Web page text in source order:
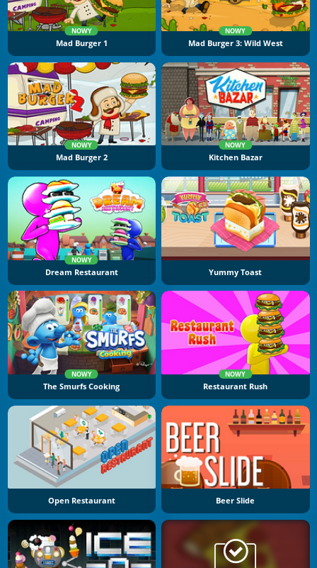
NOWY
Mad Burger 1
NOWY
Mad Burger 3: Wild West
NOWY
Mad Burger 2
NOWY
Kitchen Bazar
NOWY
Dream Restaurant Yummy Toast
NOWY
The Smurfs Cooking
NOWY
Restaurant Rush
Open Restaurant Beer Slide